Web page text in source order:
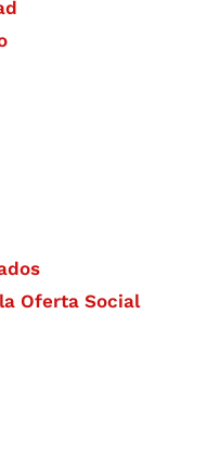
Oferta Social